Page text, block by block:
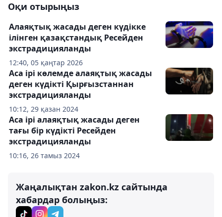
Оқи отырыңыз
12:40, 05 қаңтар 2026
Алаяқтық жасады деген күдікке
ілінген қазақстандық Ресейден
экстрадицияланды
10:12, 29 қазан 2024
Аса ірі көлемде алаяқтық жасады
деген күдікті Қырғызстаннан
экстрадицияланды
10:16, 26 тамыз 2024
Аса ірі алаяқтық жасады деген
тағы бір күдікті Ресейден
экстрадицияланды
Жаңалықтан zakon.kz сайтында
хабардар болыңыз: